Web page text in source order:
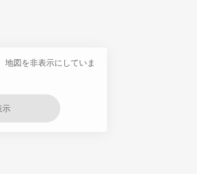
地図を非表示にしていま
示